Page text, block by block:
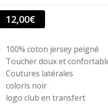
12,00€
100% coton jersey peigné
Toucher doux et
Coutures latérales
coloris noir
logo club en transfert